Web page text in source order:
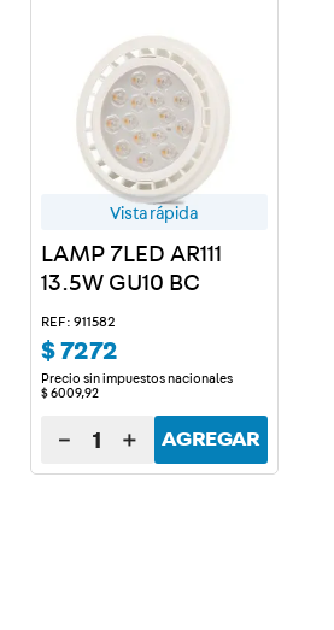
Vista rápida
LAMP 7LED AR111
13.5W GU10 BC
REF: 911582
$7272
Precio sin impuestos nacionales
$ 6009,92
＋
－ AGREGAR